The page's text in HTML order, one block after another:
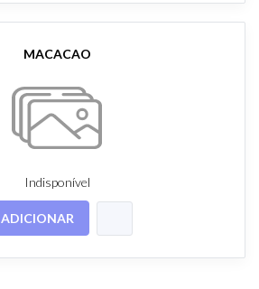
MACACAO
Indisponível
ADICIONAR